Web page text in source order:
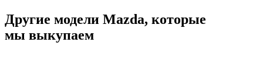
Другие модели Mazda, которые
мы выкупаем